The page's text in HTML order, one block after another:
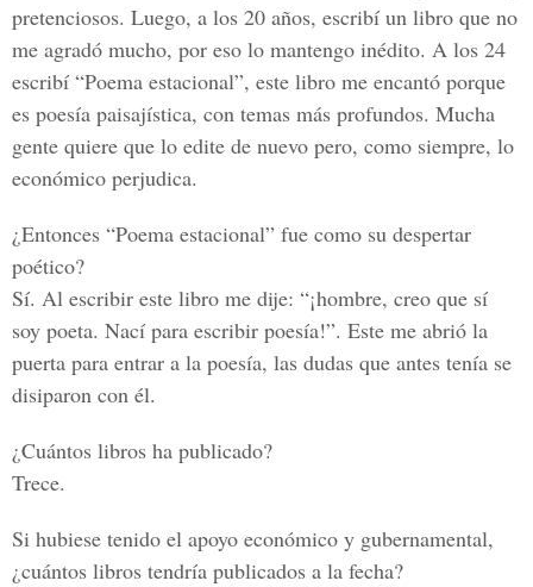
pretenciosos. Luego, a los 20 años, escribí un libro que no
me agradó mucho, por eso lo mantengo inédito. A los 24
escribí “Poema estacional”, este libro me encantó porque
es poesía paisajística, con temas más profundos. Mucha
gente quiere que lo edite de nuevo pero, como siempre, lo
económico perjudica.
¿Entonces “Poema estacional” fue como su despertar
poético?
Sí. Al escribir este libro me dije: “¡hombre, creo que sí
soy poeta. Nací para escribir poesía!”. Este me abrió la
puerta para entrar a la poesía, las dudas que antes tenía se
disiparon con él.
¿Cuántos libros ha publicado?
Trece.
Si hubiese tenido el apoyo económico y gubernamental,
¿cuántos libros tendría publicados a la fecha?